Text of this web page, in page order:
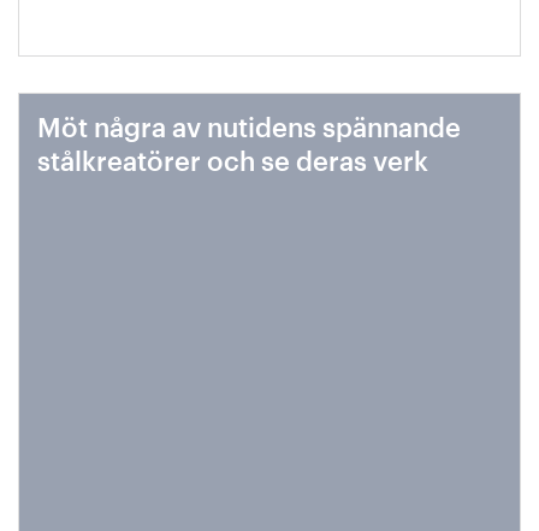
Möt några av nutidens spännande
stålkreatörer och se deras verk